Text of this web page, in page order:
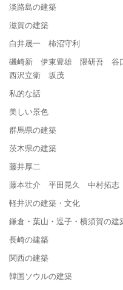
淡路島の建築
滋賀の建築
白井晟一 柿沼守利
磯崎新 伊東豊雄 隈研吾 谷
西沢立衛 坂茂
私的な話
美しい景色
群馬県の建築
茨木県の建築
藤井厚二
藤本壮介 平田晃久 中村拓
軽井沢の建築・文化
鎌倉・葉山・逗子・横須賀の建
長崎の建築
関西の建築
韓国ソウルの建築